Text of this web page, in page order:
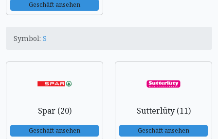
Geschäft ansehen
Symbol: S
Spar (20)
Geschäft ansehen
Sutterlüty (11)
Geschäft ansehen